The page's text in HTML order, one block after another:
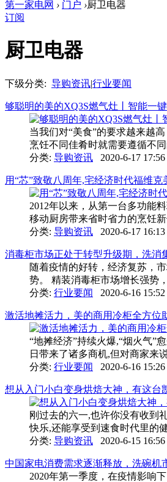
第一家电网 › 门户 ›厨卫电器
订阅
厨卫电器
下级分类: 导购资讯|行业要闻
够聪明的美的XQ3S燃气灶丨智能一
当我们对“美食”的要求越来越
烹饪不同佳肴时就需要遵循不同
分类: 导购资讯 2020-6-17 17:56
用“芯”致敬八周年,宅经济时代福维
2012年以来，从第一台多功能
移动厨房带来省时省力的烹饪
分类: 导购资讯 2020-6-17 16:13
消毒柜市场正处于转型升级期，洗消
随着疫情的好转，经济复苏，
势。 精装消毒柜市场增长强势
分类: 行业要闻 2020-6-16 15:52
激活地摊活力，美的商用冷柜全方位
“地摊经济”持续火爆,“烟火气”
日带来了诸多商机,但对商家来
分类: 行业要闻 2020-6-16 15:26
想从入门小白变身烘焙大神，有这台
刚过去的六一,也许你没有收到
快乐,还能享受到速食时代里的
分类: 导购资讯 2020-6-15 16:56
中国家电消费需求逐渐释放，洗碗机
2020年第一季度，在疫情影响